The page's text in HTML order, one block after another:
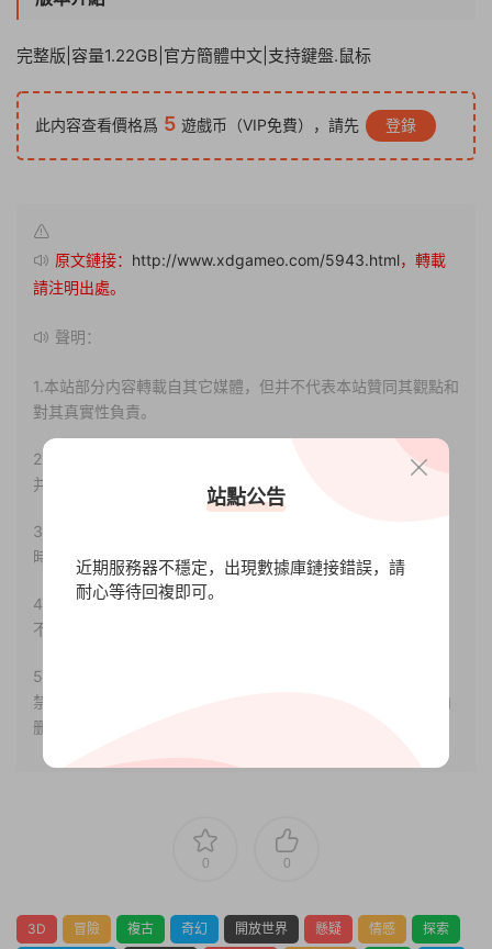
完整版|容量1.22GB|官方簡體中文|支持鍵盤.鼠标
此内容查看價格爲 5 遊戲币（VIP免費），請先 登錄
原文鏈接： http://www.xdgameo.com/5943.html，轉載
請注明出處。
聲明：
1.本站部分内容轉載自其它媒體，但并不代表本站贊同其觀點和
對其真實性負責。
2.若您需要商業運營或用于其他商業活動，請您購買正版授權
并合法使用。
3.如果本站有侵犯、不妥之處的資源，請聯系我們。将會第一
時間解決！
4.本站部分内容均由互聯網收集整理，僅供大家參考、學習，
不存在任何商業目的與商業用途。
5.本站提供的所有資源僅供參考學習使用，版權歸原著所有，
禁止下載本站資源參與任何商業和非法行爲，請于24小時之内
删除!
0 0
3D 冒險 複古 奇幻 開放世界 懸疑 情感
探索
站點公告
近期服務器不穩定，出現數據庫鏈接錯誤，請
耐心等待回複即可。